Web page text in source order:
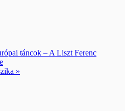
táncok – A Liszt Ferenc
»